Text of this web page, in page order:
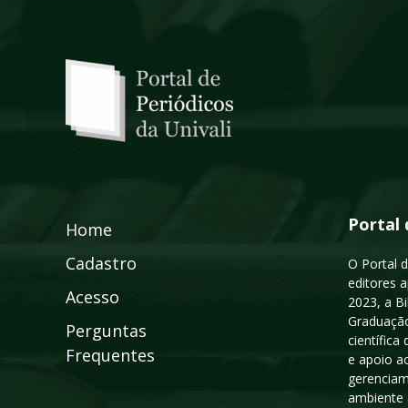
Home
Cadastro
Acesso
Perguntas
Frequentes
Portal
O Portal
editores
2023, a
científica
e apoio
ambiente